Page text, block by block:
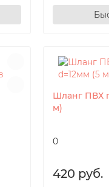
Шланг ПВХ
м)
0
420 руб.